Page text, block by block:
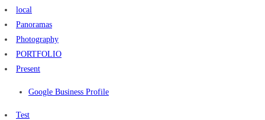
local
Panoramas
Photography
PORTFOLIO
Present
Google Business Profile
Test